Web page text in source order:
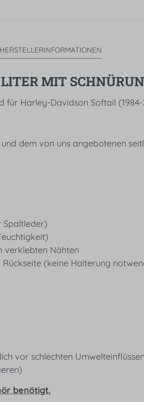
HERSTELLERINFORMATIONEN
MIT
für Harley-Davidson Softail
dem von uns angebotenen
Spaltleder)
verklebten Nähten
(keine Halterung
vor schlechten
benötigt.